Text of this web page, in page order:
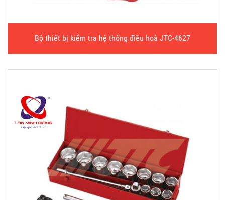
Bộ thiết bị kiểm tra hệ thống điều hoà JTC-4627